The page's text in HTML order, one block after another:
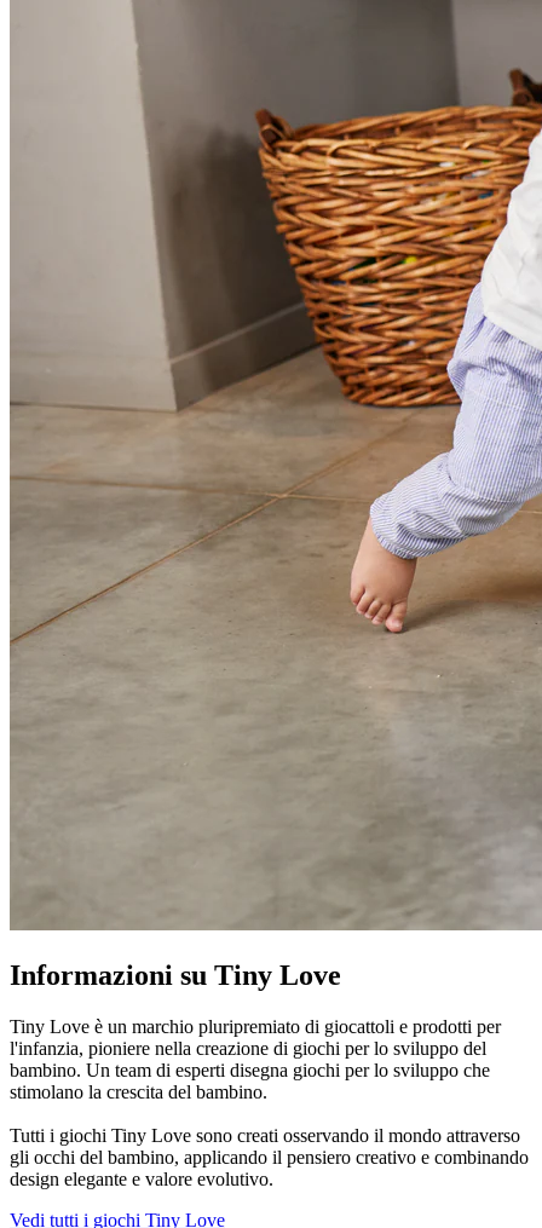
Informazioni su Tiny Love
Tiny Love è un marchio pluripremiato di giocattoli e prodotti per
l'infanzia, pioniere nella creazione di giochi per lo sviluppo del
bambino. Un team di esperti disegna giochi per lo sviluppo che
stimolano la crescita del bambino.
Tutti i giochi Tiny Love sono creati osservando il mondo attraverso
gli occhi del bambino, applicando il pensiero creativo e combinando
design elegante e valore evolutivo.
Vedi tutti i giochi Tiny Love